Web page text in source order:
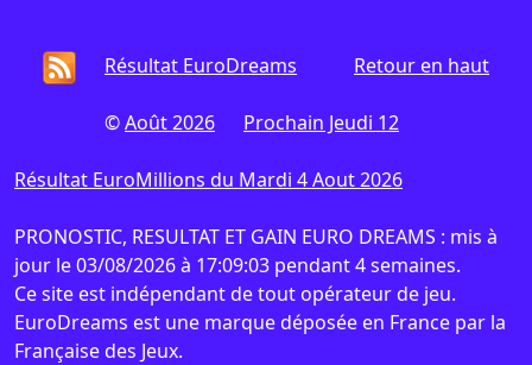
Retour en haut
Résultat EuroDreams
©Août 2026 Prochain Jeudi 12
Résultat EuroMillions du Mardi 4 Aout 2026
PRONOSTIC, RESULTAT ET GAIN EURO DREAMS : mis à
jour le 03/08/2026 à 17:09:03 pendant 4 semaines.
Ce site est indépendant de tout opérateur de jeu.
EuroDreams est une marque déposée en France par la
Française des Jeux.